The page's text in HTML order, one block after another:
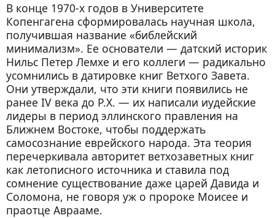
В конце 1970-х годов в Университете
Копенгагена сформировалась научная школа,
получившая название «библейский
минимализм». Ее основатели — датский историк
Нильс Петер Лемхе и его коллеги — радикально
усомнились в датировке книг Ветхого Завета.
Они утверждали, что эти книги появились не
ранее IV века до P.X. — их написали иудейские
лидеры в период эллинского правления на
Ближнем Востоке, чтобы поддержать
самосознание еврейского народа. Эта теория
перечеркивала авторитет ветхозаветных книг
как летописного источника и ставила под
сомнение существование даже царей Давида и
Соломона, не говоря уж о пророке Моисее и
праотце Аврааме.